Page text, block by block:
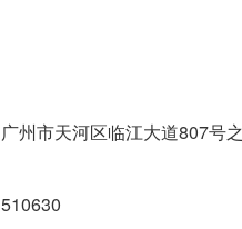
广州市天河区临江大道807号
510630